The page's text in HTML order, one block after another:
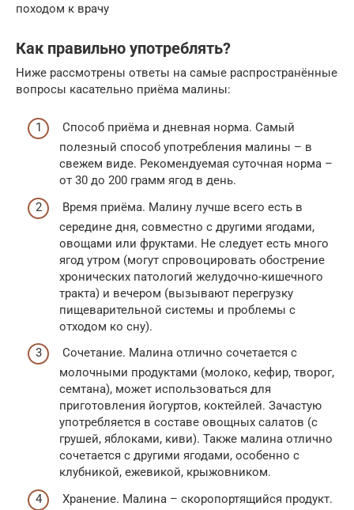
походом к врачу
Как правильно употреблять?
Ниже рассмотрены ответы на самые распространённые
вопросы касательно приёма малины:
Способ приёма и дневная норма. Самый
полезный способ употребления малины – в
свежем виде. Рекомендуемая суточная норма –
от 30 до 200 грамм ягод в день.
Время приёма. Малину лучше всего есть в
середине дня, совместно с другими ягодами,
овощами или фруктами. Не следует есть много
ягод утром (могут спровоцировать обострение
хронических патологий желудочно-кишечного
тракта) и вечером (вызывают перегрузку
пищеварительной системы и проблемы с
отходом ко сну).
Сочетание. Малина отлично сочетается с
молочными продуктами (молоко, кефир, творог,
семтана), может использоваться для
приготовления йогуртов, коктейлей. Зачастую
употребляется в составе овощных салатов (с
грушей, яблоками, киви). Также малина отлично
сочетается с другими ягодами, особенно с
клубникой, ежевикой, крыжовником.
Хранение. Малина – скоропортящийся продукт.